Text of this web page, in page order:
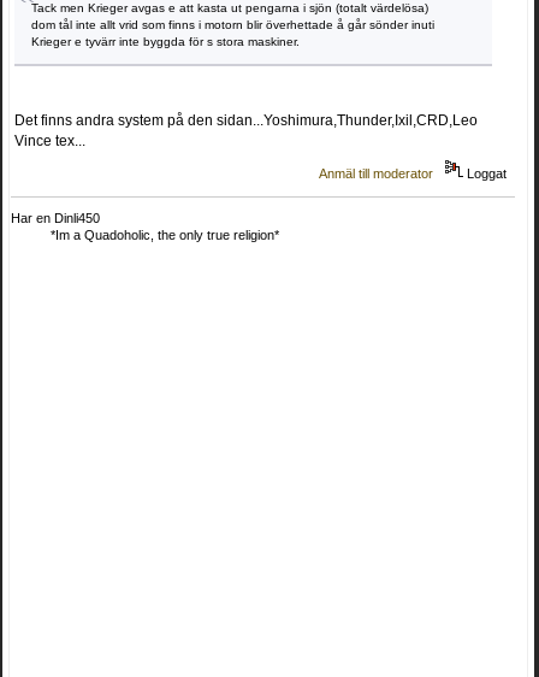
Tack men Krieger avgas e att kasta ut pengarna i sjön (totalt värdelösa)
dom tål inte allt vrid som finns i motorn blir överhettade å går sönder inuti
Krieger e tyvärr inte byggda för s stora maskiner.
Det finns andra system på den sidan...Yoshimura,Thunder,Ixil,CRD,Leo
Vince tex...
Anmäl till moderator Loggat
Har en Dinli450
*Im a Quadoholic, the only true religion*